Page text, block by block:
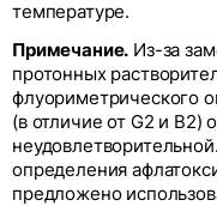
температуре.
Примечание. Из-за
протонных
флуориметрического
(в отличие от G2 и B2)
определения
предложено